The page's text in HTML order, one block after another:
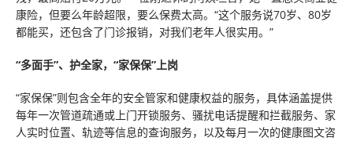
康险，但要么年龄超限，要么保费太高。“这个服务说70岁、80岁
都能买，还包含了门诊报销，对我们老年人很实用。”
“多面手”、护全家，“家保保”上岗
“家保保”则包含全年的安全管家和健康权益的服务，具体涵盖提供
每年一次管道疏通或上门开锁服务、骚扰电话提醒和拦截服务、家
人实时位置、轨迹等信息的查询服务，以及每月一次的健康图文咨